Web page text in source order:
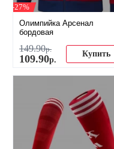
-27%
Олимпийка Арсенал
бордовая
149.90р.
109.90р.
Купить